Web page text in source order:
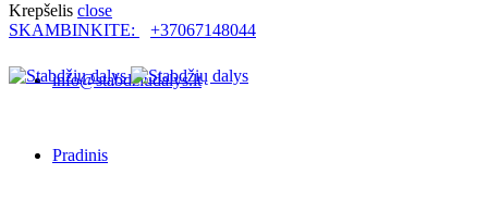
Krepšelis close
SKAMBINKITE:
+37067148044
info@stabdziudalys.lt
Pradinis